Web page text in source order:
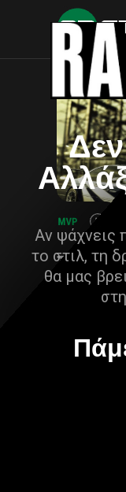
Αν ψάχνεις
το στιλ, τη
θα μας